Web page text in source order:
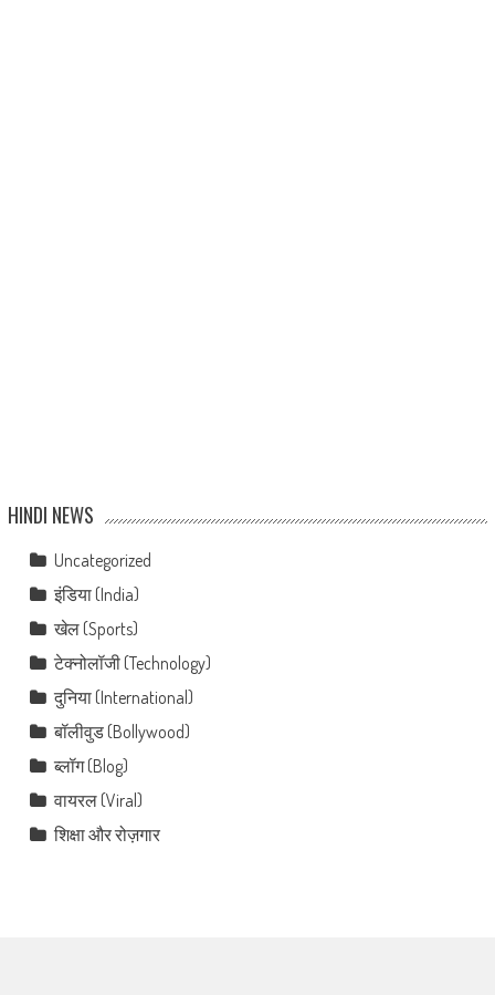
HINDI NEWS
Uncategorized
इंडिया (India)
खेल (Sports)
टेक्नोलॉजी (Technology)
दुनिया (International)
बॉलीवुड (Bollywood)
ब्लॉग (Blog)
वायरल (Viral)
शिक्षा और रोज़गार